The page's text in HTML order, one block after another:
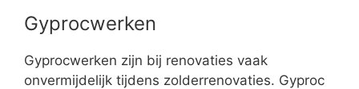
Gyprocwerken
Gyprocwerken zijn bij renovaties vaak
onvermijdelijk tijdens zolderrenovaties. Gyproc